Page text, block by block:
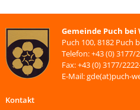
Gemeinde Puch bei
Puch 100, 8182 Puch
Telefon: +43 (0) 3177/
Fax: +43 (0) 3177/
E-Mail: gde(at)puch-
Kontakt